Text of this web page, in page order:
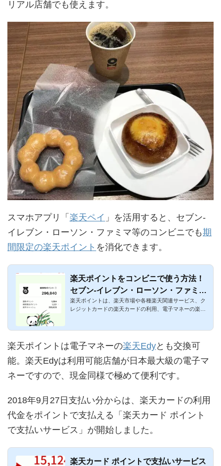
リアル店舗でも使えます。
スマホアプリ「 楽天ペイ 」を活用すると、セブン-
イレブン・ローソン・ファミマ等のコンビニでも期
間限定の楽天ポイント を消化できます。
楽天ポイントをコンビニで使う方法！
セブン-イレブン・ローソン・ファミマ
等で利用可能
楽天ポイントは、楽天市場や各種楽天関連サービス、ク
レジットカードの楽天カードの利用、電子マネーの楽天E
楽天ポイントは電子マネーの楽天Edyとも交換可
能。楽天Edyは利用可能店舗が日本最大級の電子マ
ネーですので、現金同様で極めて便利です。
2018年9月27日支払い分からは、楽天カードの利用
代金をポイントで支払える「楽天カード ポイント
で支払いサービス」が開始しました。
楽天カード ポイントで支払いサービス